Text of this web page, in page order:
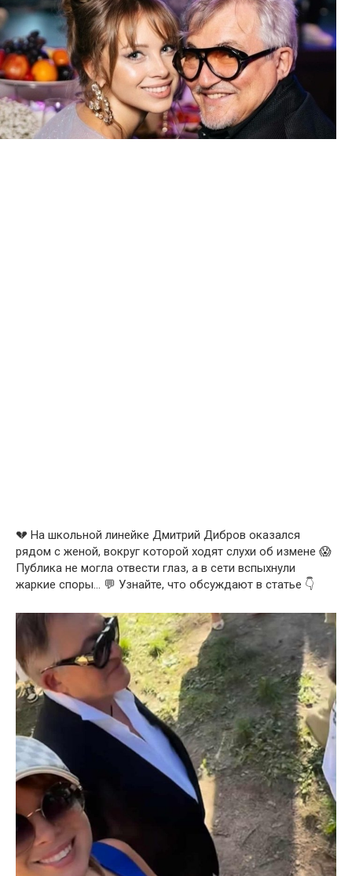
💔 На школьной линейке Дмитрий Дибров оказался
рядом с женой, вокруг которой ходят слухи об измене 😱
Публика не могла отвести глаз, а в сети вспыхнули
жаркие споры… 💬 Узнайте, что обсуждают в статье 👇